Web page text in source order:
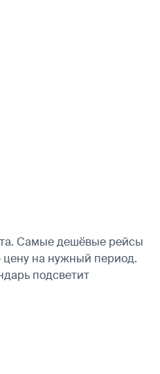
Самые дешёвые рейсы
цену на нужный период.
подсветит